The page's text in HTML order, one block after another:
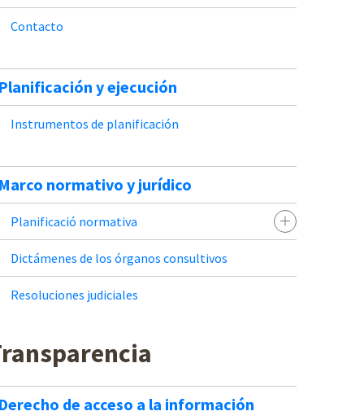
Contacto
y ejecución
Instrumentos de planificación
normativo y jurídico
Planificació normativa
Dictámenes de los órganos consultivos
Resoluciones judiciales
de acceso a la información